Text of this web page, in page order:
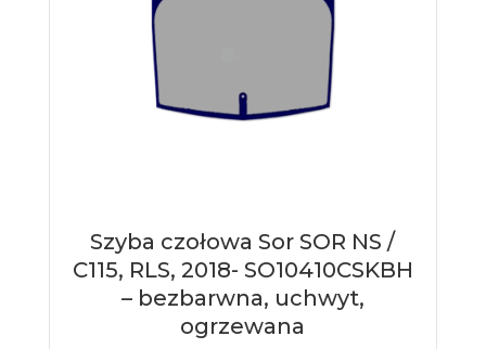
Szyba czołowa Sor SOR NS /
C115, RLS, 2018- SO10410CSKBH
– bezbarwna, uchwyt,
ogrzewana